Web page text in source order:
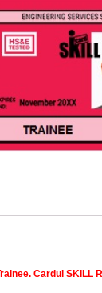
Cardul SKILL